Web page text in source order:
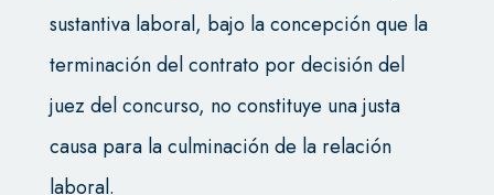
sustantiva laboral, bajo la concepción que la
terminación del contrato por decisión del
juez del concurso, no constituye una justa
causa para la culminación de la relación
laboral.